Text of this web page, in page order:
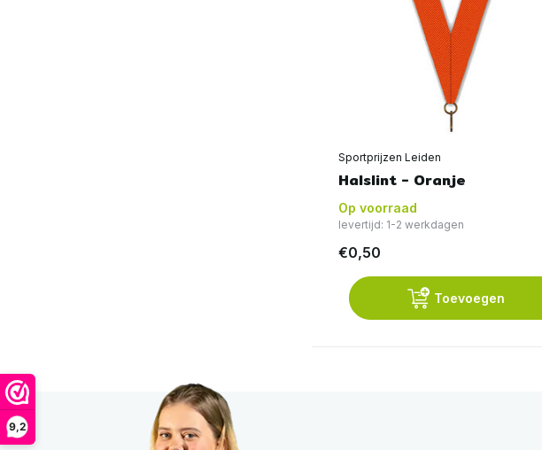
9,2
Sportprijzen Leiden
Halslint - Oranje
Op voorraad
levertijd: 1-2 werkdagen
€0,50
Toevoegen